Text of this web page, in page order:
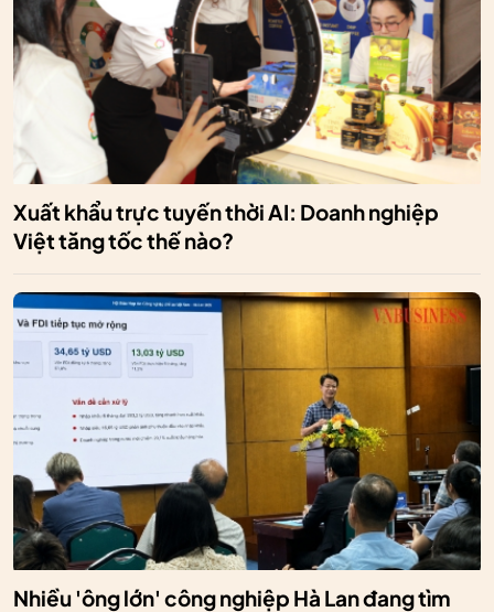
Xuất khẩu trực tuyến thời AI: Doanh nghiệp
Việt tăng tốc thế nào?
Nhiều 'ông lớn' công nghiệp Hà Lan đang tìm